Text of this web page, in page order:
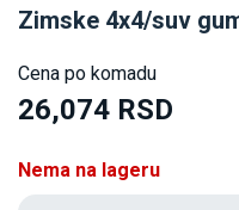
Zimske 4x4/suv
Cena po komadu
26,074 RSD
Nema na lageru